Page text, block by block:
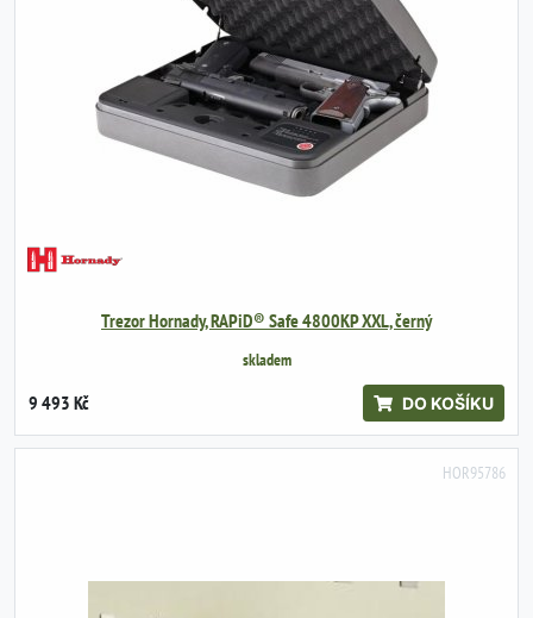
Trezor Hornady, RAPiD® Safe 4800KP XXL, černý
skladem
9 493 Kč DO KOŠÍKU
HOR95786